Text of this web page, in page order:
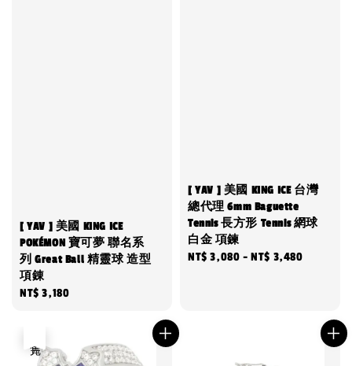
[ YAV ] 美國 KING ICE
POKÉMON 寶可夢 聯名系
列 Great Ball 精靈球 造型
項錬
Regular
NT$ 3,180
[ YAV ] 美國 KING ICE 台灣
總代理 6mm Baguette
Tennis 長方形 Tennis 網球
白金 項鍊
Regular
NT$ 3,080 -NT$ 3,480